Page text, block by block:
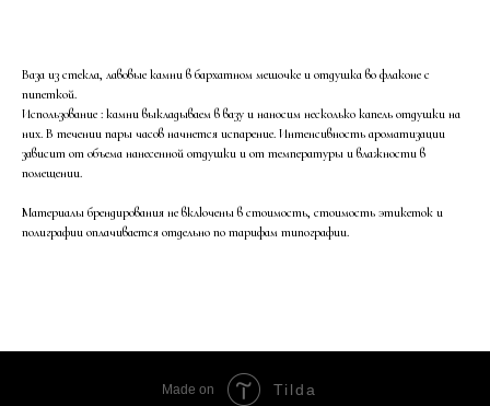
Ваза из стекла, лавовые камни в бархатном мешочке и отдушка во флаконе с
пипеткой.
Использование : камни выкладываем в вазу и наносим несколько капель отдушки на
них. В течении пары часов начнется испарение. Интенсивность ароматизации
зависит от объема нанесенной отдушки и от температуры и влажности в
помещении.
Материалы брендирования не включены в стоимость, стоимость этикеток и
полиграфии оплачивается отдельно по тарифам типографии.
Made on Tilda